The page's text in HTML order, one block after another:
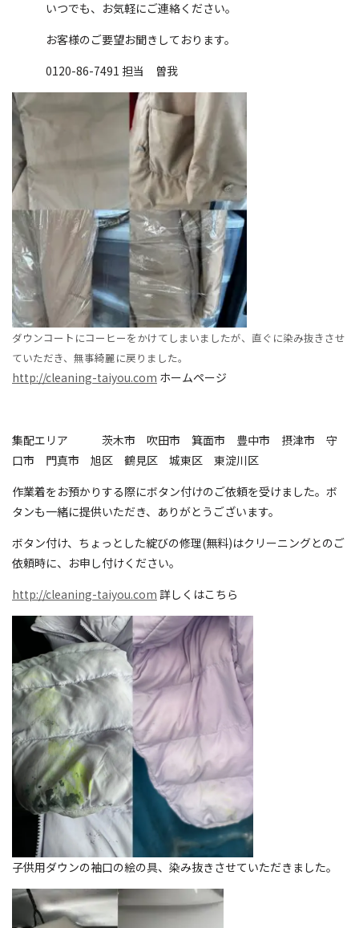
いつでも、お気軽にご連絡ください。
お客様のご要望お聞きしております。
0120-86-7491 担当 曽我
ダウンコートにコーヒーをかけてしまいましたが、直ぐに染み抜きさせ
ていただき、無事綺麗に戻りました。
http://cleaning-taiyou.com ホームページ
集配エリア 茨木市 吹田市 箕面市 豊中市 摂津市 守
口市 門真市 旭区 鶴見区 城東区 東淀川区
作業着をお預かりする際にボタン付けのご依頼を受けました。ボ
タンも一緒に提供いただき、ありがとうございます。
ボタン付け、ちょっとした綻びの修理(無料)はクリーニングとのご
依頼時に、お申し付けください。
http://cleaning-taiyou.com 詳しくはこちら
子供用ダウンの袖口の絵の具、染み抜きさせていただきました。